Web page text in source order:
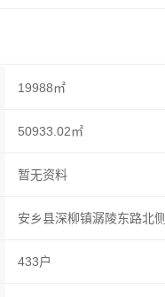
19988㎡
50933.02㎡
暂无资料
安乡县深柳镇潺陵东路北侧
433户